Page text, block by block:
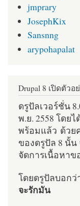
jmprary
JosephKix
Sansnng
arypohapalat
Drupal 8 เปิดตัวอ
ดรูปัลเวอร์ชั่น
พ.ย. 2558 โดย
พร้อมแล้ว ด้ว
ของดรูปัล 8 นั้น
จัดการเนื้อหา
โดยดรูปัลบอกว่
จะรักมัน